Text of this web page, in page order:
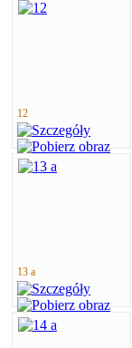
12
13 a